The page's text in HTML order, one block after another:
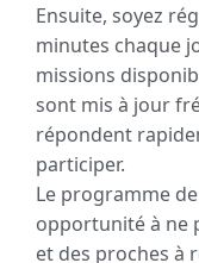
Ensuite, soyez
minutes chaque
missions
sont mis à jour
répondent
participer.
Le programme de
opportunité à ne
et des proches à